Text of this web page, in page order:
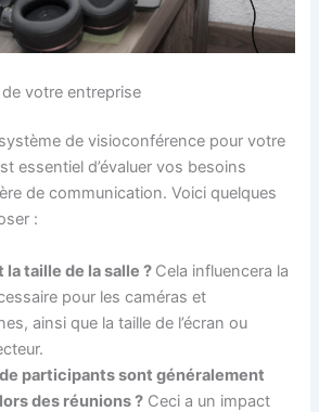
votre entreprise
de visioconférence pour votre
essentiel d’évaluer vos besoins
de communication. Voici quelques
:
la taille de la salle ? Cela influencera la
pour les caméras et
ainsi que la taille de l’écran ou
participants sont généralement
des réunions ? Ceci a un impact